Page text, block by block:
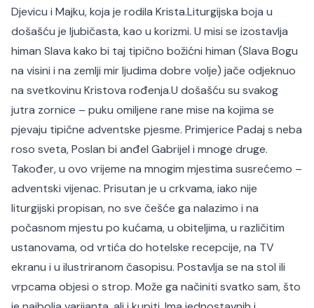
Djevicu i Majku, koja je rodila Krista.Liturgijska boja u
došašću je ljubičasta, kao u korizmi. U misi se izostavlja
himan Slava kako bi taj tipično božićni himan (Slava Bogu
na visini i na zemlji mir ljudima dobre volje) jače odjeknuo
na svetkovinu Kristova rođenja.U došašću su svakog
jutra zornice – puku omiljene rane mise na kojima se
pjevaju tipične adventske pjesme. Primjerice Padaj s neba
roso sveta,Poslan bi anđel Gabrijel i mnoge druge.
Također, u ovo vrijeme na mnogim mjestima susrećemo –
adventski vijenac. Prisutan je u crkvama, iako nije
liturgijski propisan, no sve češće ga nalazimo i na
počasnom mjestu po kućama, u obiteljima, u različitim
ustanovama, od vrtića do hotelske recepcije, na TV
ekranu i u ilustriranom časopisu. Postavlja se na stol ili
vrpcama objesi o strop. Može ga načiniti svatko sam, što